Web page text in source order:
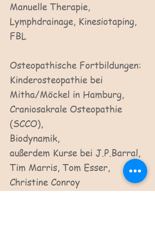
Manuelle Therapie,
Lymphdrainage, Kinesiotaping,
FBL
Osteopathische Fortbildungen:
Kinderosteopathie bei
Mitha/Möckel in Hamburg,
Craniosakrale Osteopathie
(SCCO),
Biodynamik,
außerdem Kurse bei J.P.Barral,
Tim Marris, Tom Esser,
Christine Conroy